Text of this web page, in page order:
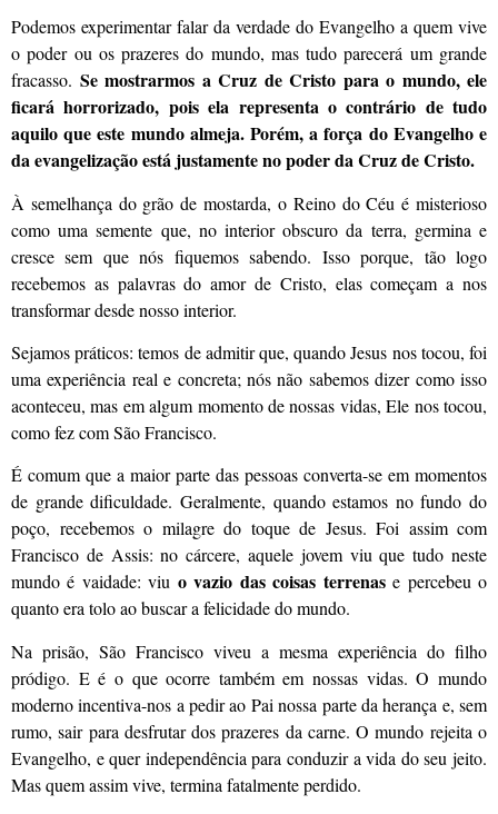
Podemos experimentar falar da verdade do Evangelho a quem vive
o poder ou os prazeres do mundo, mas tudo parecerá um grande
fracasso. Se mostrarmos a Cruz de Cristo para o mundo, ele
ficará horrorizado, pois ela representa o contrário de tudo
aquilo que este mundo almeja. Porém, a força do Evangelho e
da evangelização está justamente no poder da Cruz de Cristo.
À semelhança do grão de mostarda, o Reino do Céu é misterioso
como uma semente que, no interior obscuro da terra, germina e
cresce sem que nós fiquemos sabendo. Isso porque, tão logo
recebemos as palavras do amor de Cristo, elas começam a nos
transformar desde nosso interior.
Sejamos práticos: temos de admitir que, quando Jesus nos tocou, foi
uma experiência real e concreta; nós não sabemos dizer como isso
aconteceu, mas em algum momento de nossas vidas, Ele nos tocou,
como fez com São Francisco.
É comum que a maior parte das pessoas converta-se em momentos
de grande dificuldade. Geralmente, quando estamos no fundo do
poço, recebemos o milagre do toque de Jesus. Foi assim com
Francisco de Assis: no cárcere, aquele jovem viu que tudo neste
mundo é vaidade: viu o vazio das coisas terrenase percebeu o
quanto era tolo ao buscar a felicidade do mundo.
Na prisão, São Francisco viveu a mesma experiência do filho
pródigo. E é o que ocorre também em nossas vidas. O mundo
moderno incentiva-nos a pedir ao Pai nossa parte da herança e, sem
rumo, sair para desfrutar dos prazeres da carne. O mundo rejeita o
Evangelho, e quer independência para conduzir a vida do seu jeito.
Mas quem assim vive, termina fatalmente perdido.